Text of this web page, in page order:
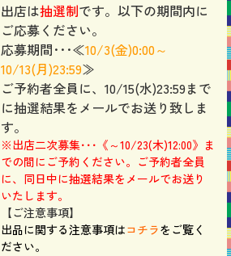
出店は抽選制です。以下の期間内に
ご応募ください。
応募期間･･･≪10/3(金)0:00～
10/13(月)23:59≫
ご予約者全員に、10/15(水)23:59まで
に抽選結果をメールでお送り致しま
す。
※出店二次募集･･･《～10/23(木)12:00》ま
での間にご予約ください。ご予約者全員
に、同日中に抽選結果をメールでお送り
いたします。
【ご注意事項】
出品に関する注意事項はコチラをご覧く
ださい。